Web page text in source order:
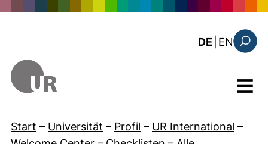
DE EN: this
Menü
Start – Universität – Profil – UR International –